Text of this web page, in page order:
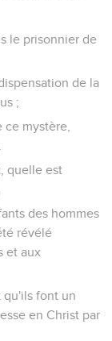
le prisonnier de
de la
;
mystère,
quelle est
des hommes
révélé
et aux
qu'ils font un
en Christ par